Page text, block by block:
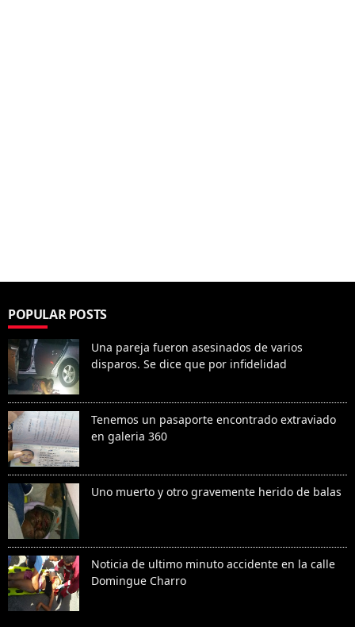
POPULAR POSTS
Una pareja fueron asesinados de varios
disparos. Se dice que por infidelidad
Tenemos un pasaporte encontrado extraviado
en galeria 360
Uno muerto y otro gravemente herido de balas
Noticia de ultimo minuto accidente en la calle
Domingue Charro